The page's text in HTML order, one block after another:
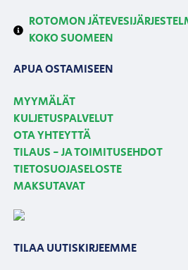
ROTOMON
KOKO SUOMEEN
APUA OSTAMISEEN
MYYMÄLÄT
KULJETUSPALVELUT
OTA YHTEYTTÄ
TILAUS - JA TOIMITUSEHDOT
TIETOSUOJASELOSTE
MAKSUTAVAT
TILAA UUTISKIRJEEMME